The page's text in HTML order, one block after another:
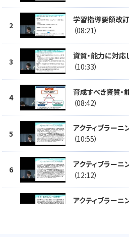
学習指導要領改
（08:21）
資質・能力に対応
（10:33）
育成すべき資質・
（08:42）
アクティブラーニ
（10:55）
アクティブラーニ
（12:12）
アクティブラーニ